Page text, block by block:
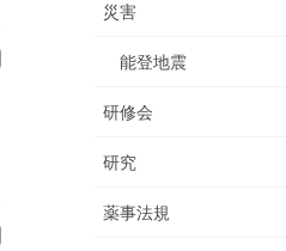
災害
能登地震
研修会
研究
薬事法規